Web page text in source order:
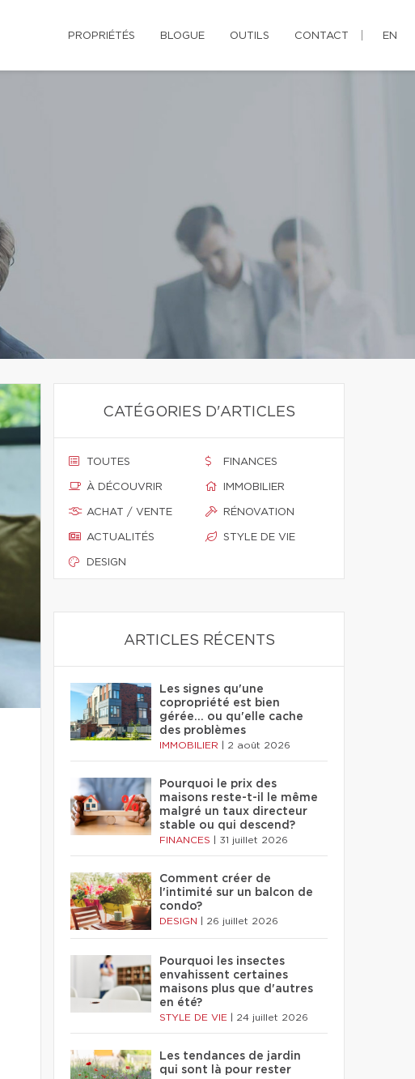
PROPRIÉTÉS BLOGUE OUTILS CONTACT EN
CATÉGORIES D'ARTICLES
TOUTES
À DÉCOUVRIR
ACHAT / VENTE
ACTUALITÉS
DESIGN
FINANCES
IMMOBILIER
RÉNOVATION
STYLE DE VIE
ARTICLES RÉCENTS
Les signes qu'une
copropriété est bien
gérée… ou qu'elle cache
des problèmes
IMMOBILIER 2 août 2026
Pourquoi le prix des
maisons reste-t-il le même
malgré un taux directeur
stable ou qui descend?
FINANCES 31 juillet 2026
Comment créer de
l'intimité sur un balcon de
condo?
DESIGN 26 juillet 2026
Pourquoi les insectes
envahissent certaines
maisons plus que d'autres
en été?
STYLE DE VIE 24 juillet 2026
Les tendances de jardin
qui sont là pour rester